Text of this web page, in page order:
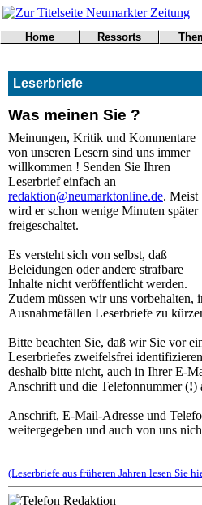
Leserbriefe
Was meinen Sie ?
Meinungen, Kritik und Kommentare
von unseren Lesern sind uns immer
willkommen ! Senden Sie Ihren
Leserbrief einfach an
redaktion@neumarktonline.de. Meist
wird er schon wenige Minuten später
freigeschaltet.
Es versteht sich von selbst, daß
Beleidungen oder andere strafbare
Inhalte nicht veröffentlicht werden.
Zudem müssen wir uns vorbehalten,
Ausnahmefällen Leserbriefe zu
Bitte beachten Sie, daß wir Sie vor
Leserbriefes zweifelsfrei
deshalb bitte nicht, auch in Ihrer E-
Anschrift und die Telefonnummer (!)
Anschrift, E-Mail-Adresse und
weitergegeben und auch von uns
(Leserbriefe aus früheren Jahren lesen Sie
Home
Kontakt
Notfall
Ressorts
Kultur
Polizei
Wetter
Leser